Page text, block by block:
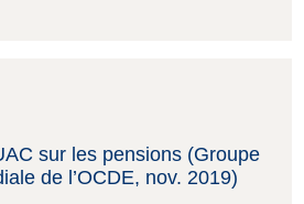
sur les pensions (Groupe
de l’OCDE, nov. 2019)